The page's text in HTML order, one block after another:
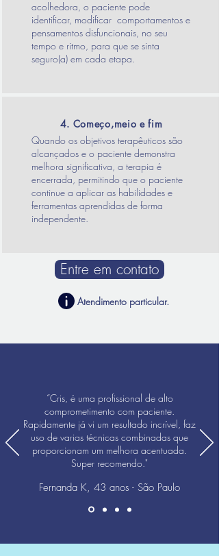
acolhedora, o paciente pode
identificar, modificar comportamentos e
pensamentos disfuncionais, no seu
tempo e ritmo, para que se sinta
seguro(a) em cada etapa.
4. Começo,meio e fim
Quando os objetivos terapêuticos são
alcançados e o paciente demonstra
melhora significativa, a terapia é
encerrada, permitindo que o paciente
continue a aplicar as habilidades e
ferramentas aprendidas de forma
independente.
Entre em contato
Atendimento particular.
“Cris, é uma profissional de alto
comprometimento com paciente.
Rapidamente já vi um resultado incrível, faz
uso de varias técnicas combinadas que
proporcionam um melhora acentuada.
Super recomendo."
Fernanda K, 43 anos - São Paulo